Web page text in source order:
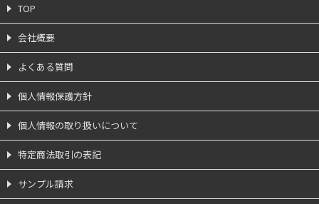
TOP
会社概要
よくある質問
個人情報保護方針
個人情報の取り扱いについて
特定商法取引の表記
サンプル請求